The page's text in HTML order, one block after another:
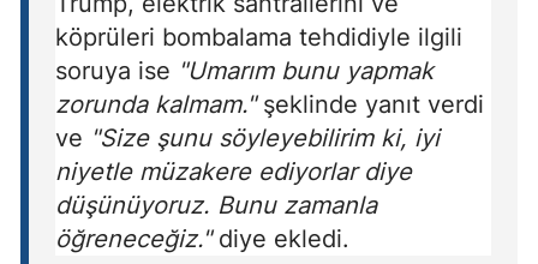
köprüleri bombalama tehdidiyle ilgili
soruya ise "Umarım bunu yapmak
zorunda kalmam."şeklinde yanıt verdi
ve "Size şunu söyleyebilirim ki, iyi
niyetle müzakere ediyorlar diye
düşünüyoruz. Bunu zamanla
öğreneceğiz."diye ekledi.